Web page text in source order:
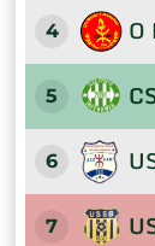
4 O
5
6
7